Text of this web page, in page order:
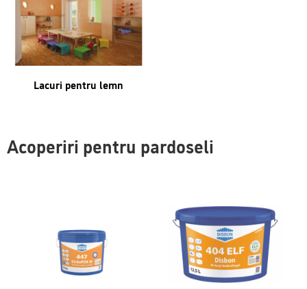
Lacuri pentru lemn
Acoperiri pentru pardoseli